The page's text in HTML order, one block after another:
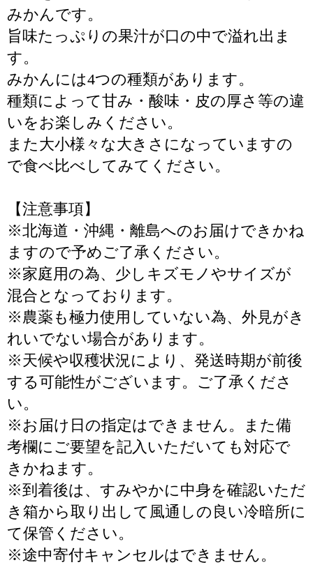
みかんです。
旨味たっぷりの果汁が口の中で溢れ出ま
す。
みかんには4つの種類があります。
種類によって甘み・酸味・皮の厚さ等の違
いをお楽しみください。
また大小様々な大きさになっていますの
で食べ比べしてみてください。
【注意事項】
※北海道・沖縄・離島へのお届けできかね
ますので予めご了承ください。
※家庭用の為、少しキズモノやサイズが
混合となっております。
※農薬も極力使用していない為、外見がき
れいでない場合があります。
※天候や収穫状況により、発送時期が前後
する可能性がございます。ご了承くださ
い。
※お届け日の指定はできません。また備
考欄にご要望を記入いただいても対応で
きかねます。
※到着後は、すみやかに中身を確認いただ
き箱から取り出して風通しの良い冷暗所に
て保管ください。
※途中寄付キャンセルはできません。